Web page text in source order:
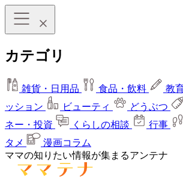
カテゴリ
雑貨・日用品 食品・飲料 教
ッション
ビューティ どうぶつ
ネー・投資
くらしの相談 行事
タメ
漫画コラム
ママの知りたい情報が集まるアンテナ